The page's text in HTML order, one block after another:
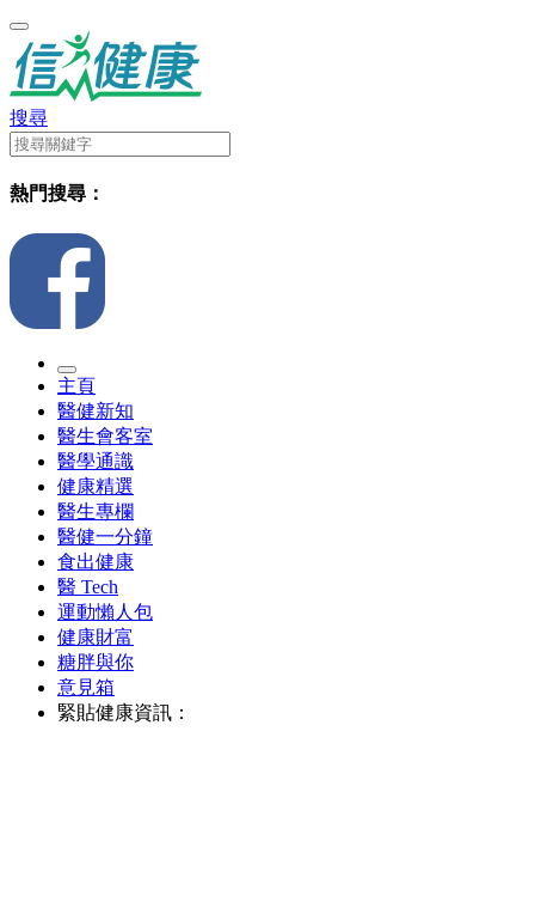
搜尋
熱門搜尋：
主頁
醫健新知
醫生會客室
醫學通識
健康精選
醫生專欄
醫健一分鐘
食出健康
醫 Tech
運動懶人包
健康財富
糖胖與你
意見箱
緊貼健康資訊：